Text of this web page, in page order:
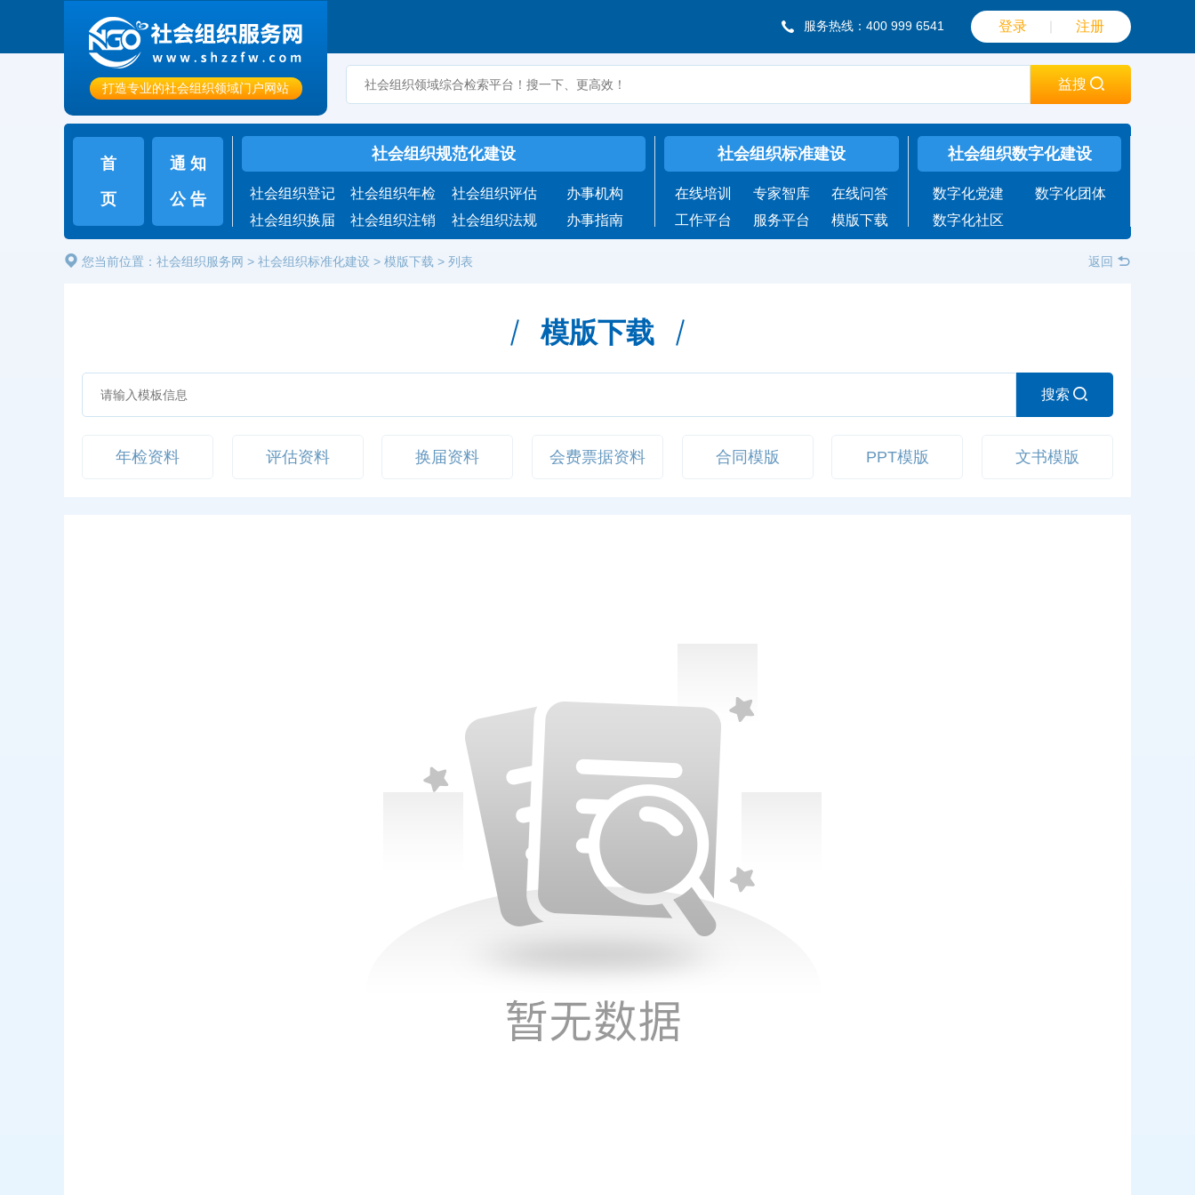
打造专业的社会组织领域门户网站
服务热线：400 999 6541 登录 注册
益搜
首
页
通 知
公 告
社会组织规范化建设
社会组织登记 社会组织年检 社会组织评估
办事机构
社会组织换届
社会组织注销 社会组织法规 办事指南
社会组织标准建设
在线培训 专家智库
在线问答
工作平台
服务平台 模版下载
社会组织数字化建设
数字化党建
数字化团体
数字化社区
您当前位置： 社会组织服务网 > 社会组织标准化建设 > 模版下载 > 列表 返回
模版下载
搜索
年检资料 评估资料 换届资料 会费票据资料 合同模版 PPT模版 文书模版